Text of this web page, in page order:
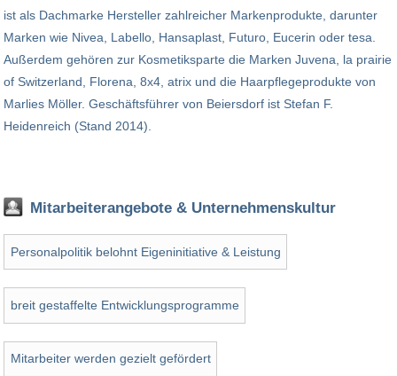
ist als Dachmarke Hersteller zahlreicher Markenprodukte, darunter
Marken wie Nivea, Labello, Hansaplast, Futuro, Eucerin oder tesa.
Außerdem gehören zur Kosmetiksparte die Marken Juvena, la prairie
of Switzerland, Florena, 8x4, atrix und die Haarpflegeprodukte von
Marlies Möller. Geschäftsführer von Beiersdorf ist Stefan F.
Heidenreich (Stand 2014).
Mitarbeiterangebote & Unternehmenskultur
Personalpolitik belohnt Eigeninitiative & Leistung
breit gestaffelte Entwicklungsprogramme
Mitarbeiter werden gezielt gefördert